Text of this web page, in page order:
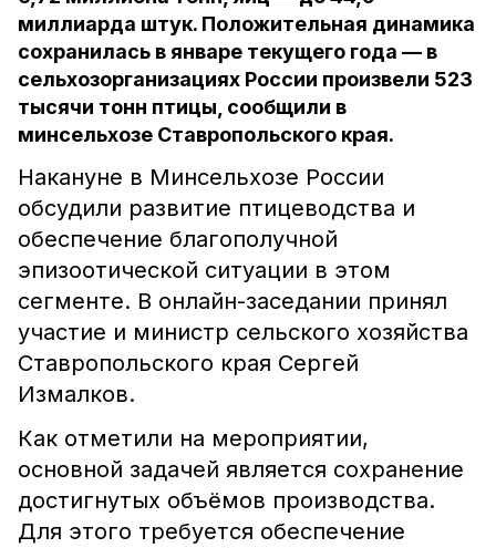
миллиарда штук. Положительная динамика
сохранилась в январе текущего года — в
сельхозорганизациях России произвели 523
тысячи тонн птицы, сообщили в
минсельхозе Ставропольского края.
Накануне в Минсельхозе России
обсудили развитие птицеводства и
обеспечение благополучной
эпизоотической ситуации в этом
сегменте. В онлайн-заседании принял
участие и министр сельского хозяйства
Ставропольского края Сергей
Измалков.
Как отметили на мероприятии,
основной задачей является сохранение
достигнутых объёмов производства.
Для этого требуется обеспечение